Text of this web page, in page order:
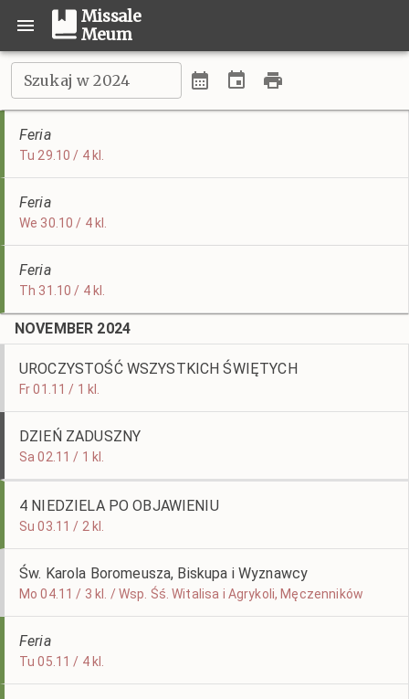
Missale
Meum
Szukaj w 2024
Feria
Tu 29.10 / 4 kl.
Feria
We 30.10 / 4 kl.
Feria
Th 31.10 / 4 kl.
NOVEMBER 2024
UROCZYSTOŚĆ WSZYSTKICH ŚWIĘTYCH
Fr 01.11 / 1 kl.
DZIEŃ ZADUSZNY
Sa 02.11 / 1 kl.
4 NIEDZIELA PO OBJAWIENIU
Su 03.11 / 2 kl.
Św. Karola Boromeusza, Biskupa i Wyznawcy
Mo 04.11 / 3 kl. / Wsp. Śś. Witalisa i Agrykoli, Męczenników
Feria
Tu 05.11 / 4 kl.